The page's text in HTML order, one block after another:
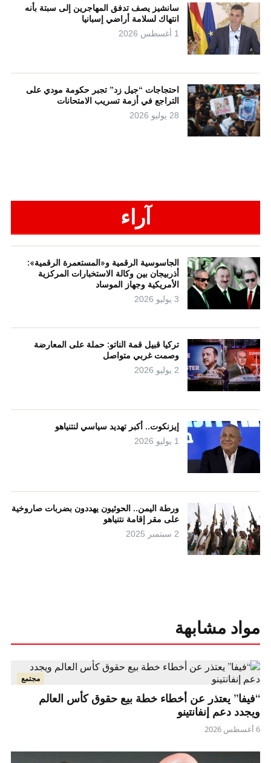
سانشيز يصف تدفق المهاجرين إلى سبتة بأنه
انتهاك لسلامة أراضي إسبانيا
1 أغسطس 2026
احتجاجات “جيل زد” تجبر حكومة مودي على
التراجع في أزمة تسريب الامتحانات
28 يوليو 2026
آراء
الجاسوسية الرقمية و«المستعمرة الرقمية»:
أذربيجان بين وكالة الاستخبارات المركزية
الأمريكية وجهاز الموساد
3 يوليو 2026
تركيا قبيل قمة الناتو: حملة على المعارضة
وصمت غربي متواصل
2 يوليو 2026
إيزنكوت.. أكبر تهديد سياسي لنتنياهو
1 يوليو 2026
ورطة اليمن.. الحوثيون يهددون بضربات صاروخية
على مقر إقامة نتنياهو
2 سبتمبر 2025
مواد مشابهة
مجتمع
“فيفا” يعتذر عن أخطاء خطة بيع حقوق كأس العالم
ويجدد دعم إنفانتينو
6 أغسطس 2026